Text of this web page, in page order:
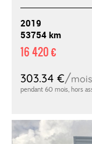
2019
53754 km
16 420 €